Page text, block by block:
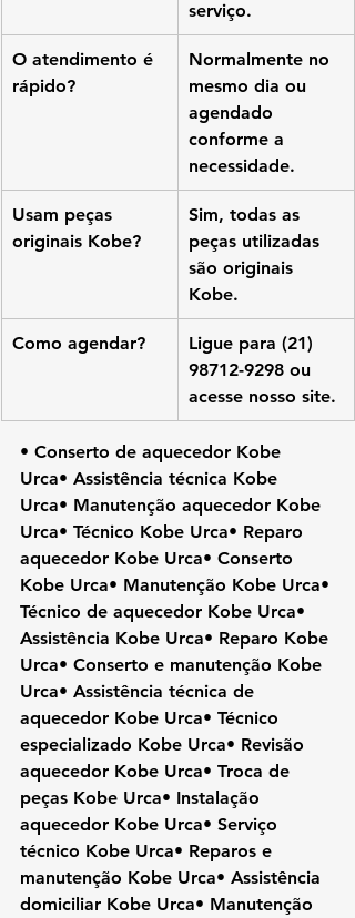
serviço.
O atendimento é
rápido?
Normalmente no
mesmo dia ou
agendado
conforme a
necessidade.
Usam peças
originais Kobe?
Sim, todas as
peças utilizadas
são originais
Kobe.
Como agendar?
Ligue para (21)
98712-9298 ou
acesse nosso site.
• Conserto de aquecedor Kobe
Urca• Assistência técnica Kobe
Urca• Manutenção aquecedor Kobe
Urca• Técnico Kobe Urca• Reparo
aquecedor Kobe Urca• Conserto
Kobe Urca• Manutenção Kobe Urca•
Técnico de aquecedor Kobe Urca•
Assistência Kobe Urca• Reparo Kobe
Urca• Conserto e manutenção Kobe
Urca• Assistência técnica de
aquecedor Kobe Urca• Técnico
especializado Kobe Urca• Revisão
aquecedor Kobe Urca• Troca de
peças Kobe Urca• Instalação
aquecedor Kobe Urca• Serviço
técnico Kobe Urca• Reparos e
manutenção Kobe Urca• Assistência
domiciliar Kobe Urca• Manutenção